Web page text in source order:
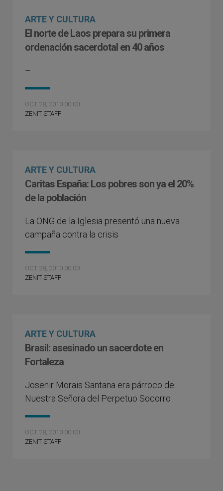
ARTE Y CULTURA
El norte de Laos prepara su primera
ordenación sacerdotal en 40 años
–
OCT 28, 2010 00:00
ZENIT STAFF
ARTE Y CULTURA
Caritas España: Los pobres son ya el 20%
de la población
La ONG de la Iglesia presentó una nueva
campaña contra la crisis
OCT 28, 2010 00:00
ZENIT STAFF
ARTE Y CULTURA
Brasil: asesinado un sacerdote en
Fortaleza
Josenir Morais Santana era párroco de
Nuestra Señora del Perpetuo Socorro
OCT 28, 2010 00:00
ZENIT STAFF